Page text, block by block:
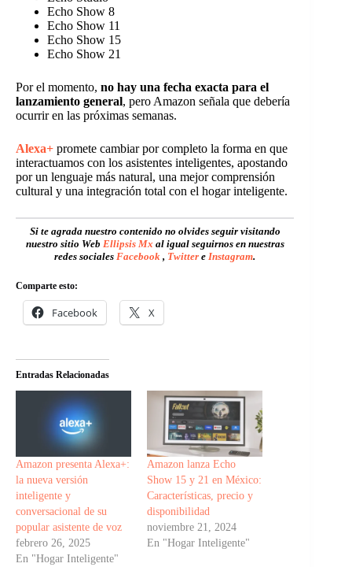
Echo Show 8
Echo Show 11
Echo Show 15
Echo Show 21
Por el momento, no hay una fecha exacta para el
lanzamiento general, pero Amazon señala que debería
ocurrir en las próximas semanas.
Alexa+ promete cambiar por completo la forma en que
interactuamos con los asistentes inteligentes, apostando
por un lenguaje más natural, una mejor comprensión
cultural y una integración total con el hogar inteligente.
Si te agrada nuestro contenido no olvides seguir visitando
nuestro sitio Web Ellipsis Mx al igual seguirnos en nuestras
redes sociales Facebook , Twitter e Instagram.
Comparte esto:
Facebook X
Entradas Relacionadas
Amazon presenta Alexa+:
la nueva versión
inteligente y
conversacional de su
popular asistente de voz
febrero 26, 2025
En "Hogar Inteligente"
Amazon lanza Echo
Show 15 y 21 en México:
Características, precio y
disponibilidad
noviembre 21, 2024
En "Hogar Inteligente"